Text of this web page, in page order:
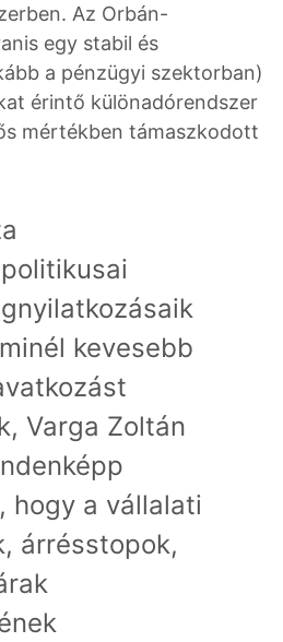
Az Orbán-
egy stabil és
a pénzügyi szektorban)
érintő különadórendszer
mértékben támaszkodott
kevesebb
Varga Zoltán
hogy a vállalati
árrésstopok,